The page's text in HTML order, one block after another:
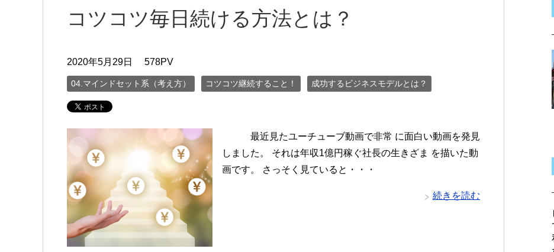
コツコツ毎日続ける方法とは？
2020年5月29日 578PV
04.マインドセット系（考え方） コツコツ継続すること！ 成功するビジネスモデルとは？
最近見たユーチューブ動画で非常 に面白い動画を発見
しました。 それは年収1億円稼ぐ社長の生きざま を描いた動
画です。 さっそく見ていると・・・
続きを読む